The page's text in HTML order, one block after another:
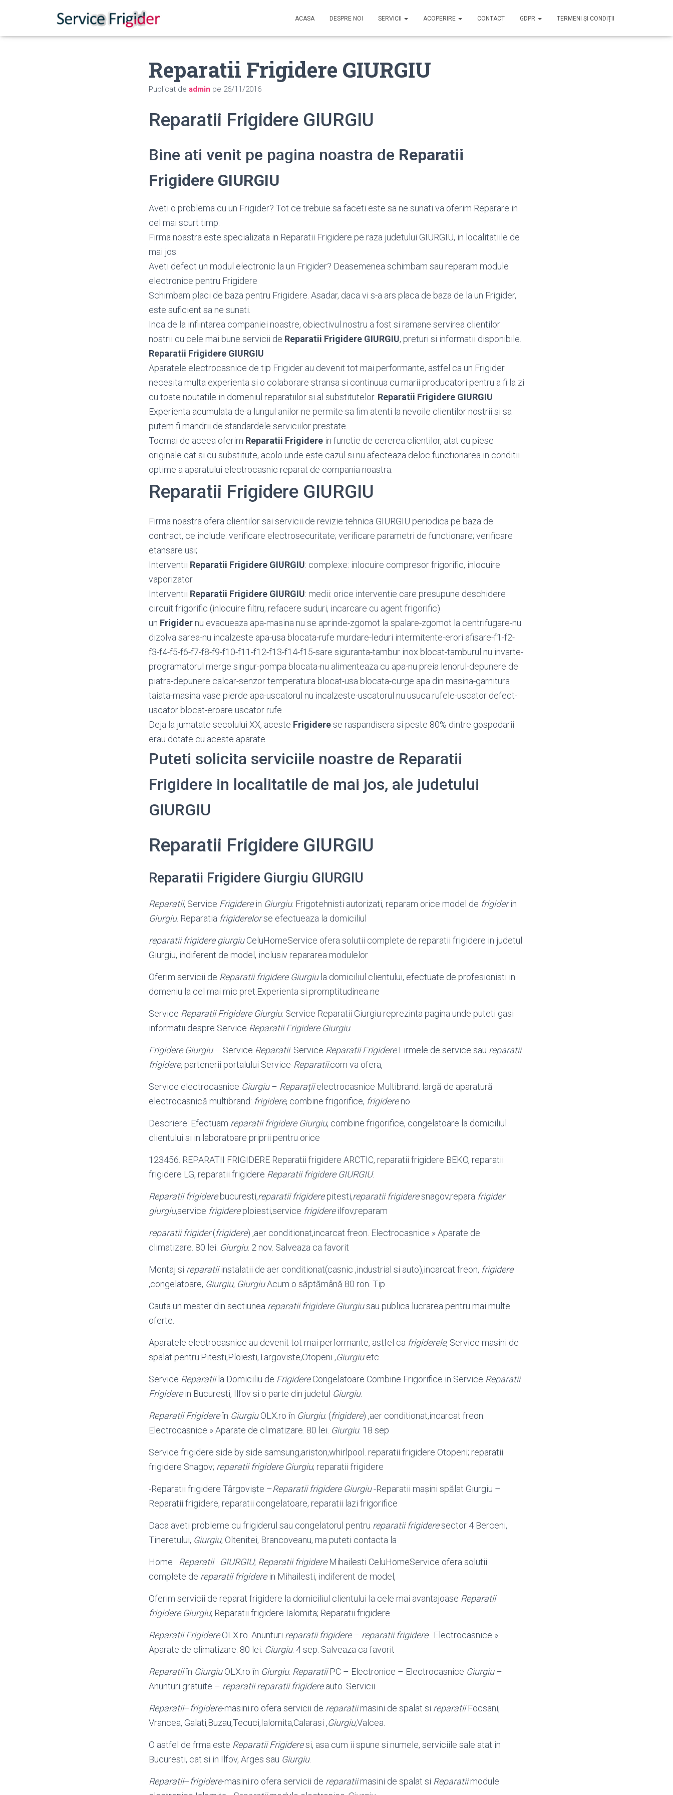
ACASA DESPRE NOI SERVICII ACOPERIRE CONTACT GDPR TERMENI ȘI CONDIȚII
Reparatii Frigidere GIURGIU
Publicat de admin pe 26/11/2016
Reparatii Frigidere GIURGIU
Bine ati venit pe pagina noastra de Reparatii
Frigidere GIURGIU
Aveti o problema cu un Frigider? Tot ce trebuie sa faceti este sa ne sunati va oferim Reparare in
cel mai scurt timp.
Firma noastra este specializata in Reparatii Frigidere pe raza judetului GIURGIU, in localitatiile de
mai jos.
Aveti defect un modul electronic la un Frigider? Deasemenea schimbam sau reparam module
electronice pentru Frigidere
Schimbam placi de baza pentru Frigidere. Asadar, daca vi s-a ars placa de baza de la un Frigider,
este suficient sa ne sunati.
Inca de la infiintarea companiei noastre, obiectivul nostru a fost si ramane servirea clientilor
nostrii cu cele mai bune servicii de Reparatii Frigidere GIURGIU, preturi si informatii disponibile.
Reparatii Frigidere GIURGIU
Aparatele electrocasnice de tip Frigider au devenit tot mai performante, astfel ca un Frigider
necesita multa experienta si o colaborare stransa si continuua cu marii producatori pentru a fi la zi
cu toate noutatile in domeniul reparatiilor si al substitutelor. Reparatii Frigidere GIURGIU
Experienta acumulata de-a lungul anilor ne permite sa fim atenti la nevoile clientilor nostrii si sa
putem fi mandrii de standardele serviciilor prestate.
Tocmai de aceea oferim Reparatii Frigidere in functie de cererea clientilor, atat cu piese
originale cat si cu substitute, acolo unde este cazul si nu afecteaza deloc functionarea in conditii
optime a aparatului electrocasnic reparat de compania noastra.
Reparatii Frigidere GIURGIU
Firma noastra ofera clientilor sai servicii de revizie tehnica GIURGIU periodica pe baza de
contract, ce include: verificare electrosecuritate; verificare parametri de functionare; verificare
etansare usi;
Interventii Reparatii Frigidere GIURGIU: complexe: inlocuire compresor frigorific, inlocuire
vaporizator
Interventii Reparatii Frigidere GIURGIU: medii: orice interventie care presupune deschidere
circuit frigorific (inlocuire filtru, refacere suduri, incarcare cu agent frigorific)
un Frigider nu evacueaza apa-masina nu se aprinde-zgomot la spalare-zgomot la centrifugare-nu
dizolva sarea-nu incalzeste apa-usa blocata-rufe murdare-leduri intermitente-erori afisare-f1-f2-
f3-f4-f5-f6-f7-f8-f9-f10-f11-f12-f13-f14-f15-sare siguranta-tambur inox blocat-tamburul nu invarte-
programatorul merge singur-pompa blocata-nu alimenteaza cu apa-nu preia lenorul-depunere de
piatra-depunere calcar-senzor temperatura blocat-usa blocata-curge apa din masina-garnitura
taiata-masina vase pierde apa-uscatorul nu incalzeste-uscatorul nu usuca rufele-uscator defect-
uscator blocat-eroare uscator rufe
Deja la jumatate secolului XX, aceste Frigiderese raspandisera si peste 80% dintre gospodarii
erau dotate cu aceste aparate.
Puteti solicita serviciile noastre de Reparatii
Frigidere in localitatile de mai jos, ale judetului
GIURGIU
Reparatii Frigidere GIURGIU
Reparatii Frigidere Giurgiu GIURGIU
Reparatii, Service Frigiderein Giurgiu. Frigotehnisti autorizati, reparam orice model de frigiderin
Giurgiu. Reparatia frigiderelorse efectueaza la domiciliul
reparatii frigidere giurgiuCeluHomeService ofera solutii complete de reparatii frigidere in judetul
Giurgiu, indiferent de model, inclusiv repararea modulelor
Oferim servicii de Reparatii frigidere Giurgiula domiciliul clientului, efectuate de profesionisti in
domeniu la cel mai mic pret.Experienta si promptitudinea ne
Service Reparatii Frigidere Giurgiu. Service Reparatii Giurgiu reprezinta pagina unde puteti gasi
informatii despre Service Reparatii Frigidere Giurgiu
Frigidere Giurgiu– Service Reparatii. Service Reparatii FrigidereFirmele de service sau reparatii
frigidere, partenerii portalului Service-Reparatii.com va ofera,
Service electrocasnice Giurgiu– Reparaţiielectrocasnice Multibrand. largă de aparatură
electrocasnică multibrand: frigidere, combine frigorifice, frigidereno
Descriere: Efectuam reparatii frigidere Giurgiu, combine frigorifice, congelatoare la domiciliul
clientului si in laboratoare priprii pentru orice
123456. REPARATII FRIGIDERE Reparatii frigidere ARCTIC, reparatii frigidere BEKO, reparatii
frigidere LG, reparatii frigidere Reparatii frigidere GIURGIU.
Reparatii frigiderebucuresti,reparatii frigiderepitesti,reparatii frigideresnagov,repara frigider
giurgiu,service frigidereploiesti,service frigidereilfov,reparam
reparatii frigider(frigidere) ,aer conditionat,incarcat freon. Electrocasnice » Aparate de
climatizare. 80 lei. Giurgiu. 2 nov. Salveaza ca favorit
Montaj si reparatiiinstalatii de aer conditionat(casnic ,industrial si auto),incarcat freon, frigidere
,congelatoare, Giurgiu, GiurgiuAcum o săptămână 80 ron. Tip
Cauta un mester din sectiunea reparatii frigidere Giurgiusau publica lucrarea pentru mai multe
oferte.
Aparatele electrocasnice au devenit tot mai performante, astfel ca frigiderele, Service masini de
spalat pentru:Pitesti,Ploiesti,Targoviste,Otopeni ,Giurgiuetc.
Service Reparatiila Domiciliu de FrigidereCongelatoare Combine Frigorifice in Service Reparatii
Frigiderein Bucuresti, Ilfov si o parte din judetul Giurgiu.
Reparatii Frigidereîn GiurgiuOLX.ro în Giurgiu. (frigidere) ,aer conditionat,incarcat freon.
Electrocasnice » Aparate de climatizare. 80 lei. Giurgiu. 18 sep
Service frigidere side by side samsung,ariston,whirlpool. reparatii frigidere Otopeni; reparatii
frigidere Snagov; reparatii frigidere Giurgiu; reparatii frigidere
-Reparatii frigidere Târgoviște –Reparatii frigidere Giurgiu-Reparatii mașini spălat Giurgiu –
Reparatii frigidere, reparatii congelatoare, reparatii lazi frigorifice
Daca aveti probleme cu frigiderul sau congelatorul pentru reparatii frigideresector 4 Berceni,
Tineretului, Giurgiu, Oltenitei, Brancoveanu, ma puteti contacta la
Home · Reparatii· GIURGIU; Reparatii frigidereMihailesti CeluHomeService ofera solutii
complete de reparatii frigiderein Mihailesti, indiferent de model,
Oferim servicii de reparat frigidere la domiciliul clientului la cele mai avantajoase Reparatii
frigidere Giurgiu; Reparatii frigidere Ialomita; Reparatii frigidere
Reparatii FrigidereOLX.ro. Anunturi reparatii frigidere– reparatii frigidere. Electrocasnice »
Aparate de climatizare. 80 lei. Giurgiu. 4 sep. Salveaza ca favorit
Reparatiiîn GiurgiuOLX.ro în Giurgiu. ReparatiiPC – Electronice – Electrocasnice Giurgiu–
Anunturi gratuite – reparatii reparatii frigidereauto. Servicii
Reparatii–frigidere-masini.ro ofera servicii de reparatiimasini de spalat si reparatiiFocsani,
Vrancea, Galati,Buzau,Tecuci,Ialomita,Calarasi ,Giurgiu,Valcea.
O astfel de frma este Reparatii Frigideresi, asa cum ii spune si numele, serviciile sale atat in
Bucuresti, cat si in Ilfov, Arges sau Giurgiu.
Reparatii–frigidere-masini.ro ofera servicii de reparatiimasini de spalat si Reparatiimodule